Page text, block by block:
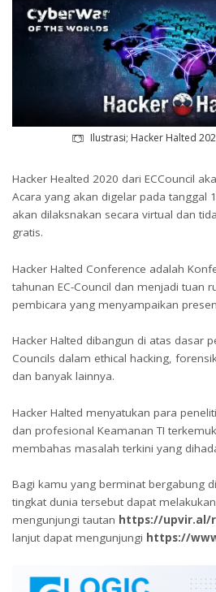
Ilustrasi; Hacker Halted
Hacker Healted 2020 dari ECCouncil
Acara yang akan digelar pada tanggal
akan dilaksnakan secara virtual dan
gratis.
Hacker Halted Conference adalah
tahunan EC-Council dan menjadi tuan
pembicara yang menyampaikan
Hacker Halted dibangun di atas dasar
Councils dalam ethical hacking,
dan banyak lainnya.
Hacker Halted menyatukan para
dan profesional Keamanan TI
membahas masalah terkini yang
Bagi kamu yang berminat bergabung
tingkat dunia tersebut dapat
mengunjungi tautan https://upvir.al/
lanjut dapat mengunjungi https://